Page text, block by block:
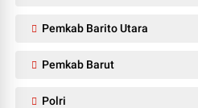
Pemkab Barito Utara
Pemkab Barut
Polri